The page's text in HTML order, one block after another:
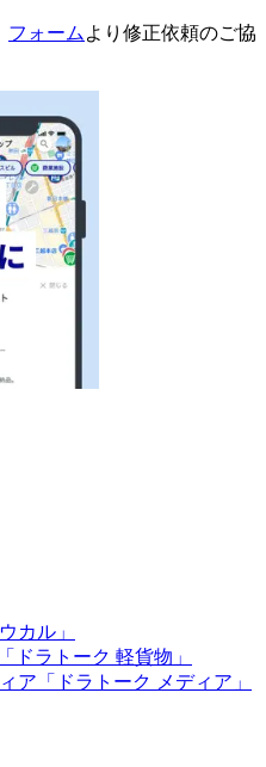
フォーム より修正依頼のご協
カル」
ドラトーク 軽貨物」
ア「ドラトーク メディア」